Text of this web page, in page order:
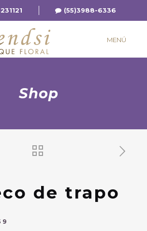
(55)3988-6336
MENÚ
Shop
de trapo